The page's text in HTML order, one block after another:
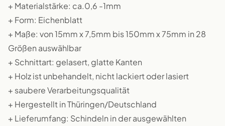
+ Materialstärke: ca.0,6 -1mm
+ Form: Eichenblatt
+ Maße: von 15mm x 7,5mm bis 150mm x 75mm in 28
Größen auswählbar
+ Schnittart: gelasert, glatte Kanten
+ Holz ist unbehandelt, nicht lackiert oder lasiert
+ saubere Verarbeitungsqualität
+ Hergestellt in Thüringen/Deutschland
+ Lieferumfang: Schindeln in der ausgewählten